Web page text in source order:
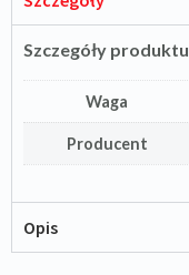
Szczegóły produktu
Waga
Producent
Opis